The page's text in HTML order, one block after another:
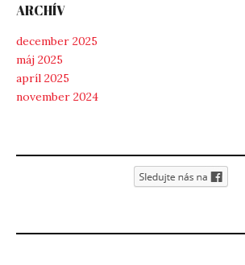
ARCHÍV
december 2025
máj 2025
apríl 2025
november 2024